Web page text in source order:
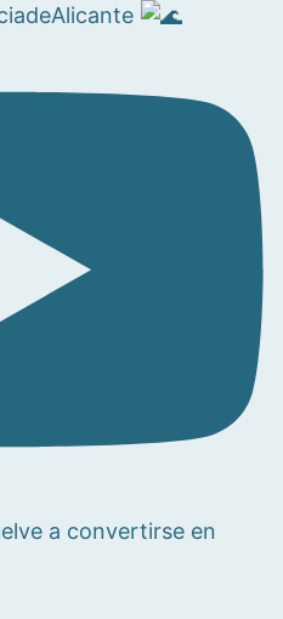
a convertirse en